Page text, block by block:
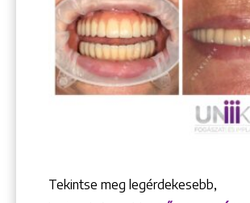
Tekintse meg legérdekesebb,